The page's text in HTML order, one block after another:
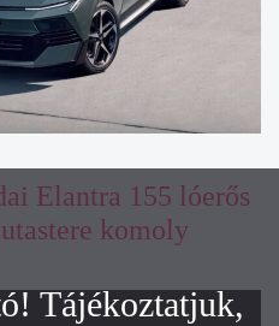
Elantra 155 lóerős
komoly
Tájékoztatjuk,